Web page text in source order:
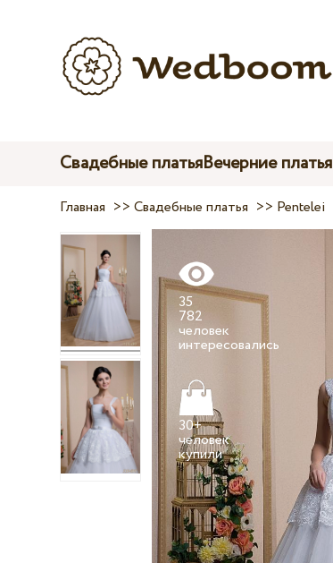
Свадебные платьяВечерние платья
Главная >>Свадебные платья >> Pentelei
35
782
человек
30+
человек
купили